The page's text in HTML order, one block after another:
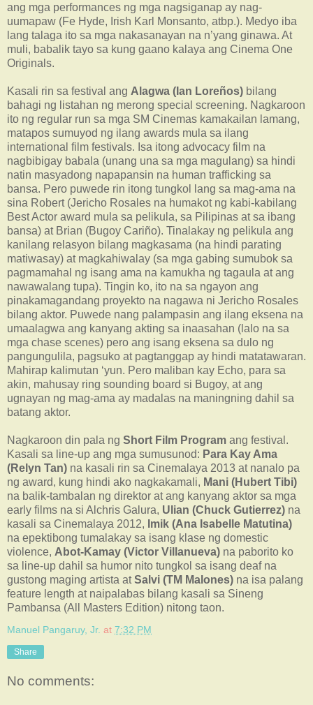
ang mga performances ng mga nagsiganap ay nag-
uumapaw (Fe Hyde, Irish Karl Monsanto, atbp.). Medyo iba
lang talaga ito sa mga nakasanayan na n’yang ginawa. At
muli, babalik tayo sa kung gaano kalaya ang Cinema One
Originals.
Kasali rin sa festival ang Alagwa (Ian Loreños) bilang
bahagi ng listahan ng merong special screening. Nagkaroon
ito ng regular run sa mga SM Cinemas kamakailan lamang,
matapos sumuyod ng ilang awards mula sa ilang
international film festivals. Isa itong advocacy film na
nagbibigay babala (unang una sa mga magulang) sa hindi
natin masyadong napapansin na human trafficking sa
bansa. Pero puwede rin itong tungkol lang sa mag-ama na
sina Robert (Jericho Rosales na humakot ng kabi-kabilang
Best Actor award mula sa pelikula, sa Pilipinas at sa ibang
bansa) at Brian (Bugoy Cariño). Tinalakay ng pelikula ang
kanilang relasyon bilang magkasama (na hindi parating
matiwasay) at magkahiwalay (sa mga gabing sumubok sa
pagmamahal ng isang ama na kamukha ng tagaula at ang
nawawalang tupa). Tingin ko, ito na sa ngayon ang
pinakamagandang proyekto na nagawa ni Jericho Rosales
bilang aktor. Puwede nang palampasin ang ilang eksena na
umaalagwa ang kanyang akting sa inaasahan (lalo na sa
mga chase scenes) pero ang isang eksena sa dulo ng
pangungulila, pagsuko at pagtanggap ay hindi matatawaran.
Mahirap kalimutan ‘yun. Pero maliban kay Echo, para sa
akin, mahusay ring sounding board si Bugoy, at ang
ugnayan ng mag-ama ay madalas na maningning dahil sa
batang aktor.
Nagkaroon din pala ng Short Film Program ang festival.
Kasali sa line-up ang mga sumusunod: Para Kay Ama
(Relyn Tan) na kasali rin sa Cinemalaya 2013 at nanalo pa
ng award, kung hindi ako nagkakamali, Mani (Hubert Tibi)
na balik-tambalan ng direktor at ang kanyang aktor sa mga
early films na si Alchris Galura, Ulian (Chuck Gutierrez) na
kasali sa Cinemalaya 2012, Imik (Ana Isabelle Matutina)
na epektibong tumalakay sa isang klase ng domestic
violence, Abot-Kamay (Victor Villanueva) na paborito ko
sa line-up dahil sa humor nito tungkol sa isang deaf na
gustong maging artista atSalvi (TM Malones) na isa palang
feature length at naipalabas bilang kasali sa Sineng
Pambansa (All Masters Edition) nitong taon.
Manuel Pangaruy, Jr. at 7:32 PM
Share
No comments: